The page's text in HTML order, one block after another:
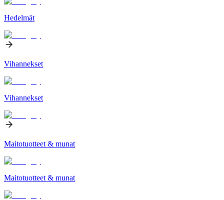
Hedelmät
Vihannekset
Vihannekset
Maitotuotteet & munat
Maitotuotteet & munat